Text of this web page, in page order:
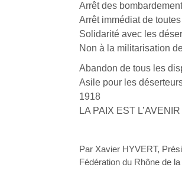
Arrêt des
Arrêt immédiat de
Solidarité avec les
Non à la militarisation
Abandon de tous les
Asile pour les
1918
LA PAIX EST
Par Xavier HYVERT,
Fédération du Rhône de